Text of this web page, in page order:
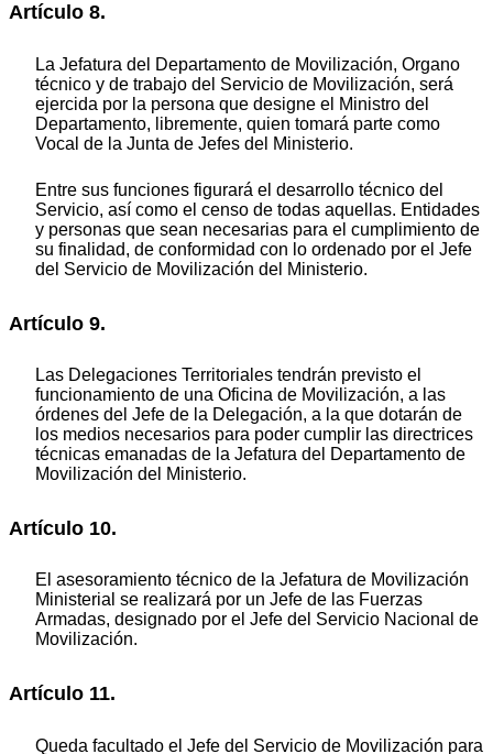
Artículo 8.
La Jefatura del Departamento de Movilización, Organo
técnico y de trabajo del Servicio de Movilización, será
ejercida por la persona que designe el Ministro del
Departamento, libremente, quien tomará parte como
Vocal de la Junta de Jefes del Ministerio.
Entre sus funciones figurará el desarrollo técnico del
Servicio, así como el censo de todas aquellas. Entidades
y personas que sean necesarias para el cumplimiento de
su finalidad, de conformidad con lo ordenado por el Jefe
del Servicio de Movilización del Ministerio.
Artículo 9.
Las Delegaciones Territoriales tendrán previsto el
funcionamiento de una Oficina de Movilización, a las
órdenes del Jefe de la Delegación, a la que dotarán de
los medios necesarios para poder cumplir las directrices
técnicas emanadas de la Jefatura del Departamento de
Movilización del Ministerio.
Artículo 10.
El asesoramiento técnico de la Jefatura de Movilización
Ministerial se realizará por un Jefe de las Fuerzas
Armadas, designado por el Jefe del Servicio Nacional de
Movilización.
Artículo 11.
Queda facultado el Jefe del Servicio de Movilización para